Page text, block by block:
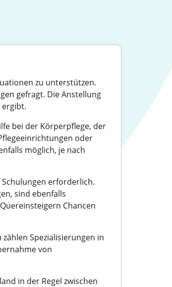
zu unterstützen.
gefragt. Die Anstellung
ergibt.
bei der Körperpflege, der
oder
möglich, je nach
erforderlich.
sind ebenfalls
Chancen
Spezialisierungen in
von
in der Regel zwischen